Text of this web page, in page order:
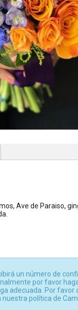
Ave de Paraiso,
un número de
por favor
adecuada. Por
nuestra política de